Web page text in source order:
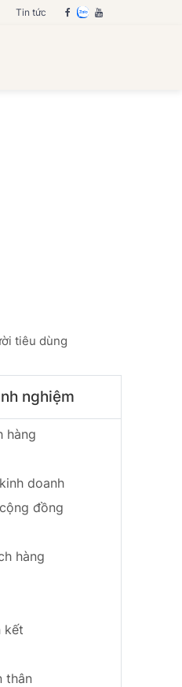
Tin tức
tiêu dùng
nghiệm
hàng
doanh
đồng
hàng
kết
thân